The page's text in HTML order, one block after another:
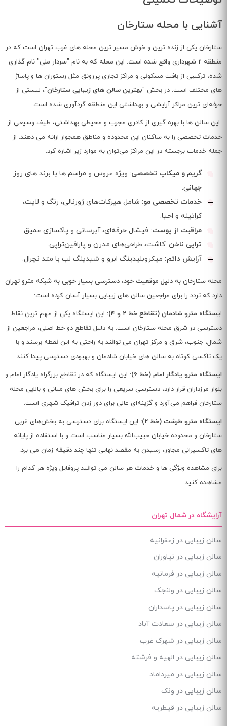
آشنایی با محله ستارخان
ستارخان یکی از زنده‌ ترین و خوش‌ مسیر ترین محله‌ های غرب تهران است که در
منطقه 2 شهرداری واقع شده است. این محله که به نام "سردار ملی" نام‌ گذاری
شده، ترکیبی از بافت مسکونی و مراکز تجاری پررونق مثل رستوران ها و پاساژ
های مختلف است. در بخش "بهترین سالن‌ های زیبایی ستارخان"، لیستی از
حرفه‌ای‌ ترین مراکز آرایشی و بهداشتی این منطقه گردآوری شده است.
این سالن‌ ها با بهره‌ گیری از کادری مجرب و محیطی بهداشتی، طیف وسیعی از
خدمات تخصصی را به ساکنان این محدوده و مناطق همجوار ارائه می‌ دهند. از
جمله خدمات برجسته در این مراکز می‌توان به موارد زیر اشاره کرد:
گریم و میکاپ تخصصی: ویژه عروس و مراسم‌ ها با برند های روز
جهانی.
خدمات تخصصی مو: شامل هیرکات‌های ژورنالی، رنگ و لایت،
کراتینه و احیا.
مراقبت از پوست: فیشال حرفه‌ای، آبرسانی و پاکسازی عمیق.
تراپی ناخن: کاشت، طراحی‌های مدرن و پارافین‌تراپی.
آرایش دائم: میکروبلیدینگ ابرو و شیدینگ لب با متد نچرال.
محله ستارخان به دلیل موقعیت خود، دسترسی بسیار خوبی به شبکه مترو تهران
دارد که تردد را برای مراجعین سالن‌ های زیبایی بسیار آسان کرده است:
ایستگاه مترو شادمان (تقاطع خط ۲ و ۴):
این ایستگاه یکی از مهم‌ ترین نقاط
دسترسی در شرق محله ستارخان است. به دلیل تقاطع دو خط اصلی، مراجعین از
شمال، جنوب، شرق و مرکز تهران می‌ توانند به راحتی به این نقطه برسند و با
یک تاکسی کوتاه به سالن‌ های خیابان شادمان و بهبودی دسترسی پیدا کنند.
ایستگاه مترو یادگار امام (خط ۶)
: این ایستگاه که در تقاطع بزرگراه یادگار امام و
بلوار مرزداران قرار دارد، دسترسی سریعی را برای بخش‌ های میانی و بالایی محله
ستارخان فراهم می‌آورد و گزینه‌ای عالی برای دور زدن ترافیک شهری است.
ایستگاه مترو طرشت (خط ۲):
این ایستگاه برای دسترسی به بخش‌های غربی
ستارخان و محدوده خیابان حبیب‌الله بسیار مناسب است و با استفاده از پایانه‌
های تاکسیرانی مجاور، رسیدن به مقصد نهایی تنها چند دقیقه زمان می‌ برد.
برای مشاهده ویژگی ها و خدمات هر سالن می توانید پروفایل ویژه هر کدام را
مشاهده کنید.
آرایشگاه در شمال تهران
سالن زیبایی در زعفرانیه
سالن زیبایی در نیاوران
سالن زیبایی در فرمانیه
سالن زیبایی در ولنجک
سالن زیبایی در پاسداران
سالن زیبایی در سعادت آباد
سالن زیبایی در شهرک غرب
سالن زیبایی در الهیه و فرشته
سالن زیبایی در میرداماد
سالن زیبایی در ونک
سالن زیبایی در قیطریه